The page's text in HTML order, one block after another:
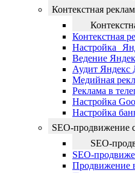
Контекстная
Контекстная
Настройка
Ведение
Аудит Яндекс
Медийная
Реклама в
Настройка
Настройка
SEO-продвижение
SEO-
SEO-
Продвижение